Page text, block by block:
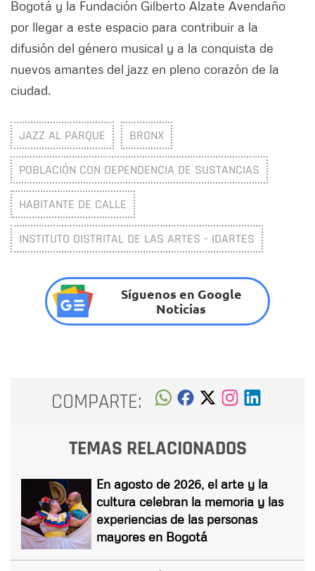
Bogotá y la Fundación Gilberto Alzate Avendaño
por llegar a este espacio para contribuir a la
difusión del género musical y a la conquista de
nuevos amantes del jazz en pleno corazón de la
ciudad.
JAZZ AL PARQUE BRONX
POBLACIÓN CON DEPENDENCIA DE SUSTANCIAS
HABITANTE DE CALLE
INSTITUTO DISTRITAL DE LAS ARTES - IDARTES
Síguenos en Google
Noticias
COMPARTE:
TEMAS RELACIONADOS
En agosto de 2026, el arte y la
cultura celebran la memoria y las
experiencias de las personas
mayores en Bogotá